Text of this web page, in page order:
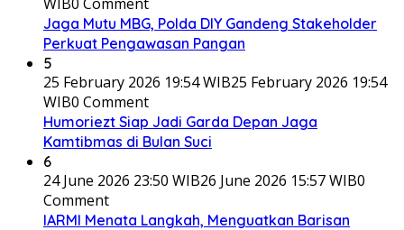
Jaga Mutu MBG, Polda DIY Gandeng Stakeholder
Perkuat Pengawasan Pangan
5
25 February 2026 19:54 WIB25 February 2026 19:54
WIB0 Comment
Humoriezt Siap Jadi Garda Depan Jaga
Kamtibmas di Bulan Suci
6
24 June 2026 23:50 WIB26 June 2026 15:57 WIB0
Comment
IARMI Menata Langkah, Menguatkan Barisan